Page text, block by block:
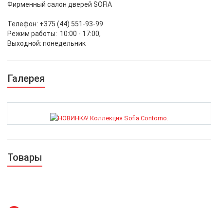
Фирменный салон дверей SOFIA
Телефон: +375 (44) 551-93-99
Режим работы: 10:00 - 17:00,
Выходной: понедельник
Галерея
Товары